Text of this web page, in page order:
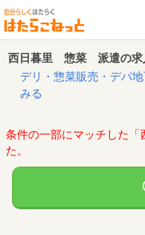
西日暮里 惣菜 派遣の求
デリ・惣菜販売・デパ
みる
条件の一部にマッチした「
た。